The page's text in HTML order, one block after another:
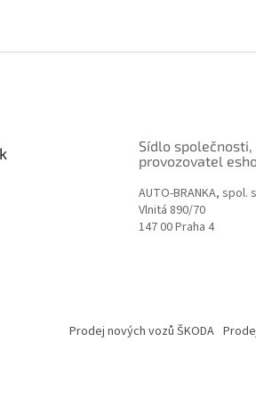
Sídlo společnosti,
provozovatel
AUTO-BRANKA, spol.
Vlnitá 890/70
147 00 Praha 4
Prodej nových vozů ŠKODA